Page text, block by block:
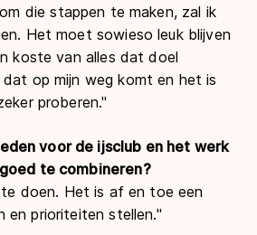
die stappen te maken, zal ik
Het moet sowieso leuk blijven
koste van alles dat doel
dat op mijn weg komt en het is
proberen."
voor de ijsclub en het werk
te combineren?
doen. Het is af en toe een
en prioriteiten stellen."